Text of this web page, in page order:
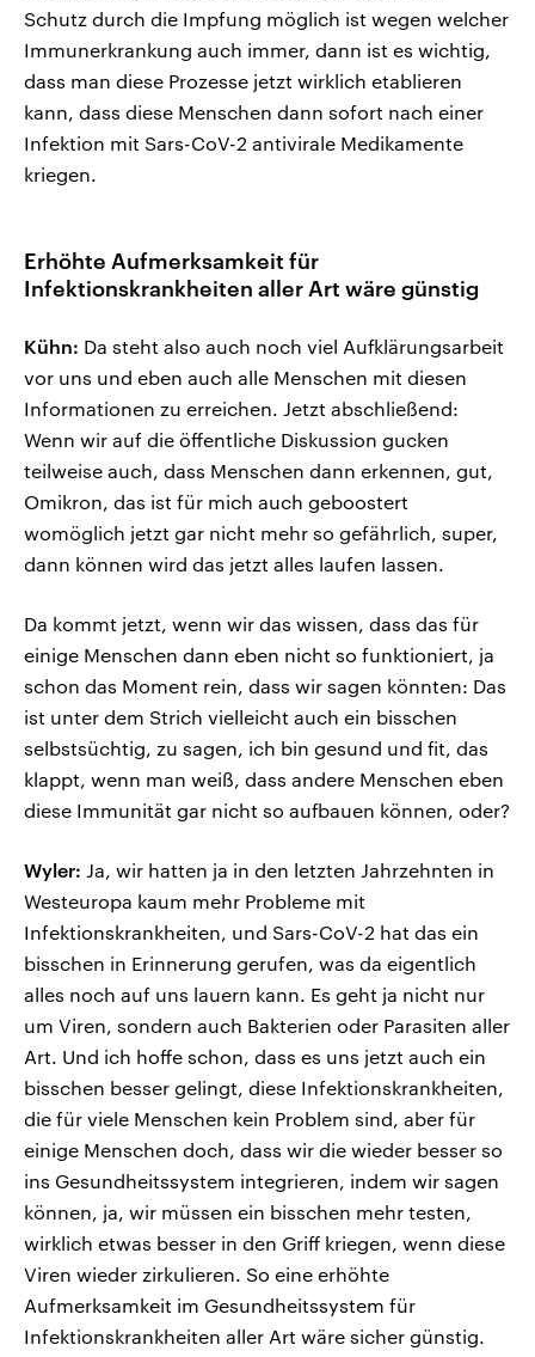
Schutz durch die Impfung möglich ist wegen welcher
Immunerkrankung auch immer, dann ist es wichtig,
dass man diese Prozesse jetzt wirklich etablieren
kann, dass diese Menschen dann sofort nach einer
Infektion mit Sars-CoV-2 antivirale Medikamente
kriegen.
Erhöhte Aufmerksamkeit für
Infektionskrankheiten aller Art wäre günstig
Kühn: Da steht also auch noch viel Aufklärungsarbeit
vor uns und eben auch alle Menschen mit diesen
Informationen zu erreichen. Jetzt abschließend:
Wenn wir auf die öffentliche Diskussion gucken
teilweise auch, dass Menschen dann erkennen, gut,
Omikron, das ist für mich auch geboostert
womöglich jetzt gar nicht mehr so gefährlich, super,
dann können wird das jetzt alles laufen lassen.
Da kommt jetzt, wenn wir das wissen, dass das für
einige Menschen dann eben nicht so funktioniert, ja
schon das Moment rein, dass wir sagen könnten: Das
ist unter dem Strich vielleicht auch ein bisschen
selbstsüchtig, zu sagen, ich bin gesund und fit, das
klappt, wenn man weiß, dass andere Menschen eben
diese Immunität gar nicht so aufbauen können, oder?
Wyler: Ja, wir hatten ja in den letzten Jahrzehnten in
Westeuropa kaum mehr Probleme mit
Infektionskrankheiten, und Sars-CoV-2 hat das ein
bisschen in Erinnerung gerufen, was da eigentlich
alles noch auf uns lauern kann. Es geht ja nicht nur
um Viren, sondern auch Bakterien oder Parasiten aller
Art. Und ich hoffe schon, dass es uns jetzt auch ein
bisschen besser gelingt, diese Infektionskrankheiten,
die für viele Menschen kein Problem sind, aber für
einige Menschen doch, dass wir die wieder besser so
ins Gesundheitssystem integrieren, indem wir sagen
können, ja, wir müssen ein bisschen mehr testen,
wirklich etwas besser in den Griff kriegen, wenn diese
Viren wieder zirkulieren. So eine erhöhte
Aufmerksamkeit im Gesundheitssystem für
Infektionskrankheiten aller Art wäre sicher günstig.